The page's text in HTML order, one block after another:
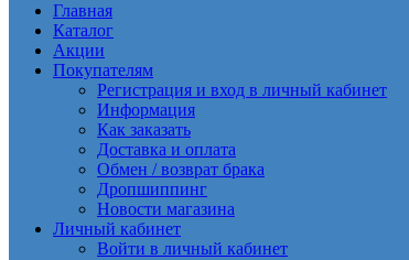
Главная
Каталог
Акции
Покупателям
Регистрация и вход в личный кабинет
Информация
Как заказать
Доставка и оплата
Обмен / возврат брака
Дропшиппинг
Новости магазина
Личный кабинет
Войти в личный кабинет